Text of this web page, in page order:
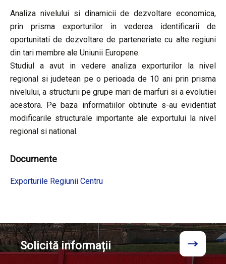
Analiza nivelului si dinamicii de dezvoltare economica,
prin prisma exporturilor in vederea identificarii de
oportunitati de dezvoltare de parteneriate cu alte regiuni
din tari membre ale Uniunii Europene.
Studiul a avut in vedere analiza exporturilor la nivel
regional si judetean pe o perioada de 10 ani prin prisma
nivelului, a structurii pe grupe mari de marfuri si a evolutiei
acestora. Pe baza informatiilor obtinute s-au evidentiat
modificarile structurale importante ale exportului la nivel
regional si national.
Documente
Exporturile Regiunii Centru
Solicităinformații